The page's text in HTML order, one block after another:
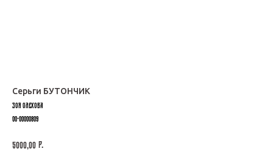
Серьги БУТОНЧИК
ЗОЯ ОЛЕХОВА
00-00000809
5000,00 р.